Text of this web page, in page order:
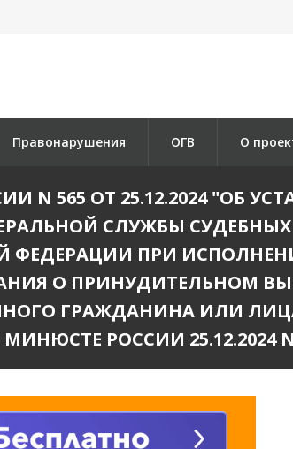
Правонарушения ОГВ О
N 565 ОТ 25.12.2024 "ОБ
СЛУЖБЫ СУДЕБНЫХ
ФЕДЕРАЦИИ ПРИ
О ПРИНУДИТЕЛЬНОМ
ГРАЖДАНИНА ИЛИ
РОССИИ 25.12.2024 N